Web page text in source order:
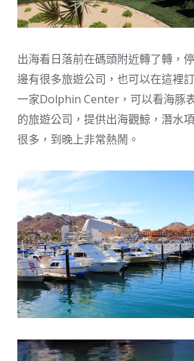
出海看日落前在碼頭附近轉了轉，
邊有很多旅遊公司，也可以在這裡
一家Dolphin Center，可以看海豚
的旅遊公司，提供出海觀鯨，潛水
很多，到晚上非常熱鬧。